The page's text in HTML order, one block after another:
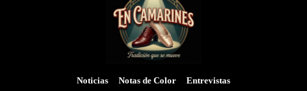
Noticias Notas de Color Entrevistas